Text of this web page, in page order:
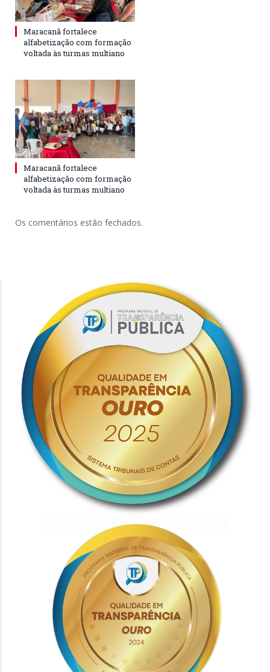
Maracanã fortalece
alfabetização com formação
voltada às turmas multiano
Maracanã fortalece
alfabetização com formação
voltada às turmas multiano
Os comentários estão fechados.